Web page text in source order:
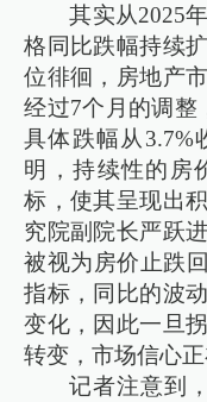
其实从2025
格同比跌幅持续
位徘徊，房地产
经过7个月的调整
具体跌幅从3.7%
明，持续性的房
标，使其呈现出
究院副院长严跃
被视为房价止跌
指标，同比的波
变化，因此一旦
转变，市场信心正
记者注意到